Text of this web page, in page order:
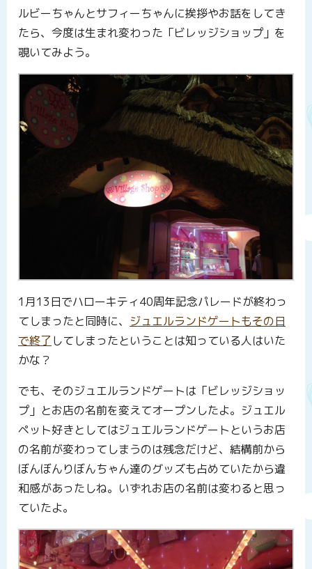
ルビーちゃんとサフィーちゃんに挨拶やお話をしてき
たら、今度は生まれ変わった「ビレッジショップ」を
覗いてみよう。
1月13日でハローキティ40周年記念パレードが終わっ
てしまったと同時に、 ジュエルランドゲートもその日
で終了してしまったということは知っている人はいた
かな？
でも、そのジュエルランドゲートは「ビレッジショッ
プ」とお店の名前を変えてオープンしたよ。ジュエル
ペット好きとしてはジュエルランドゲートというお店
の名前が変わってしまうのは残念だけど、結構前から
ぼんぼんりぼんちゃん達のグッズも占めていたから違
和感があったしね。いずれお店の名前は変わると思っ
ていたよ。